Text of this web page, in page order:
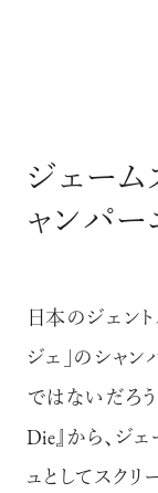
ジェーム
ャンパー
日本のジェン
ジェ」のシャン
ではないだろ
Die』から、ジ
ュとしてスクリ